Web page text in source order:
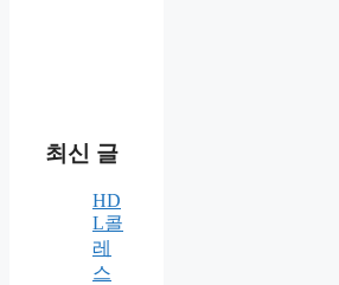
최신 글
HD
L콜
레
스